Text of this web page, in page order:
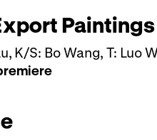
Paintings
K/S: Bo Wang, T: Luo